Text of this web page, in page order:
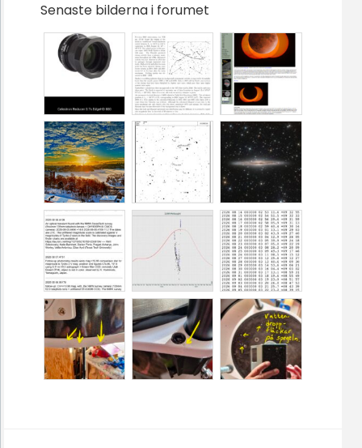
Senaste bilderna i forumet